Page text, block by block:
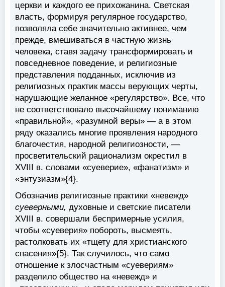
церкви и каждого ее прихожанина. Светская
власть, формируя регулярное государство,
позволяла себе значительно активнее, чем
прежде, вмешиваться в частную жизнь
человека, ставя задачу трансформировать и
повседневное поведение, и религиозные
представления подданных, исключив из
религиозных практик массы верующих черты,
нарушающие желанное «регулярство». Все, что
не соответствовало высочайшему пониманию
«правильной», «разумной веры» — а в этом
ряду оказались многие проявления народного
благочестия, народной религиозности, —
просветительский рационализм окрестил в
XVIII в. словами «суеверие», «фанатизм» и
«энтузиазм»{4}.
Обозначив религиозные практики «невежд»
суеверными, духовные и светские писатели
XVIII в. совершали беспримерные усилия,
чтобы «суеверия» побороть, высмеять,
растолковать их «тщету для христианского
спасения»{5}. Так случилось, что само
отношение к злосчастным «суевериям»
разделило общество на «невежд» и